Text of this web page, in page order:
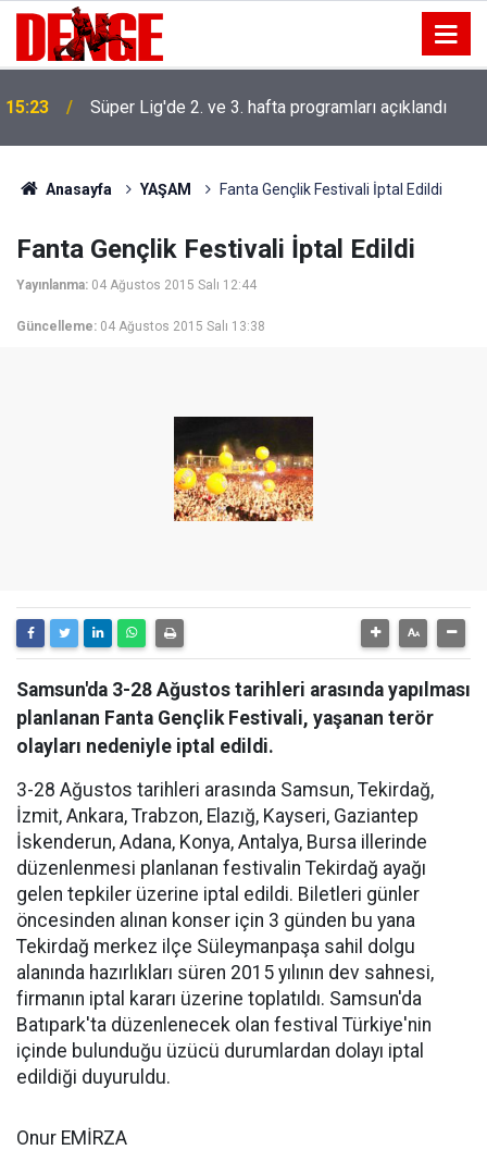
15:23 Süper Lig'de 2. ve 3. hafta programları açıklandı
Anasayfa YAŞAM Fanta Gençlik Festivali İptal Edildi
Fanta Gençlik Festivali İptal Edildi
Yayınlanma: 04 Ağustos 2015 Salı 12:44
Güncelleme: 04 Ağustos 2015 Salı 13:38
Samsun'da 3-28 Ağustos tarihleri arasında yapılması
planlanan Fanta Gençlik Festivali, yaşanan terör
olayları nedeniyle iptal edildi.
3-28 Ağustos tarihleri arasında Samsun, Tekirdağ,
İzmit, Ankara, Trabzon, Elazığ, Kayseri, Gaziantep
İskenderun, Adana, Konya, Antalya, Bursa illerinde
düzenlenmesi planlanan festivalin Tekirdağ ayağı
gelen tepkiler üzerine iptal edildi. Biletleri günler
öncesinden alınan konser için 3 günden bu yana
Tekirdağ merkez ilçe Süleymanpaşa sahil dolgu
alanında hazırlıkları süren 2015 yılının dev sahnesi,
firmanın iptal kararı üzerine toplatıldı. Samsun'da
Batıpark'ta düzenlenecek olan festival Türkiye'nin
içinde bulunduğu üzücü durumlardan dolayı iptal
edildiği duyuruldu.
Onur EMİRZA